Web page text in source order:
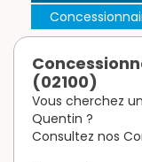
(02100)
Vous cherchez
Quentin ?
Consultez nos